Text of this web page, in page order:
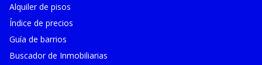
Alquiler de pisos
Índice de precios
Guía de barrios
Buscador de Inmobiliarias